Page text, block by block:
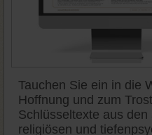
Tauchen Sie ein in die
Hoffnung und zum
Schlüsseltexte aus
religiösen und